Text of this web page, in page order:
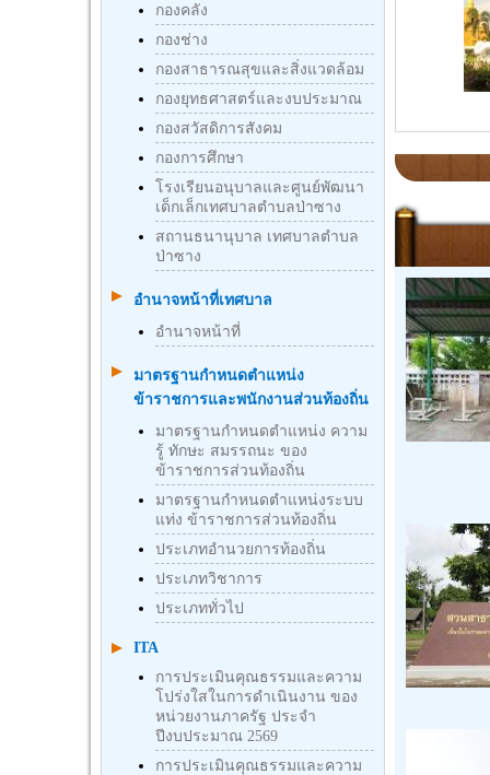
กองคลัง
กองช่าง
กองสาธารณสุขและสิ่งแวดล้อม
กองยุทธศาสตร์และงบประมาณ
กองสวัสดิการสังคม
กองการศึกษา
โรงเรียนอนุบาลและศูนย์พัฒนา
เด็กเล็กเทศบาลตำบลป่าซาง
สถานธนานุบาล เทศบาลตำบล
ป่าซาง
อำนาจหน้าที่เทศบาล
อำนาจหน้าที่
มาตรฐานกําหนดตําแหน่ง
ข้าราชการและพนักงานส่วนท้องถิ่น
มาตรฐานกำหนดตำแหน่ง ความ
รู้ ทักษะ สมรรถนะ ของ
ข้าราชการส่วนท้องถิ่น
มาตรฐานกำหนดตำแหน่งระบบ
แท่ง ข้าราชการส่วนท้องถิ่น
ประเภทอำนวยการท้องถิ่น
ประเภทวิชาการ
ประเภททั่วไป
ITA
การประเมินคุณธรรมและความ
โปร่งใสในการดำเนินงาน ของ
หน่วยงานภาครัฐ ประจำ
ปีงบประมาณ 2569
การประเมินคุณธรรมและความ